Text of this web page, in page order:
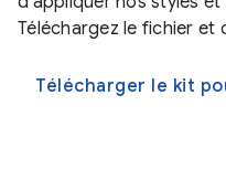
Téléchargez le fichier et
Télécharger le kit